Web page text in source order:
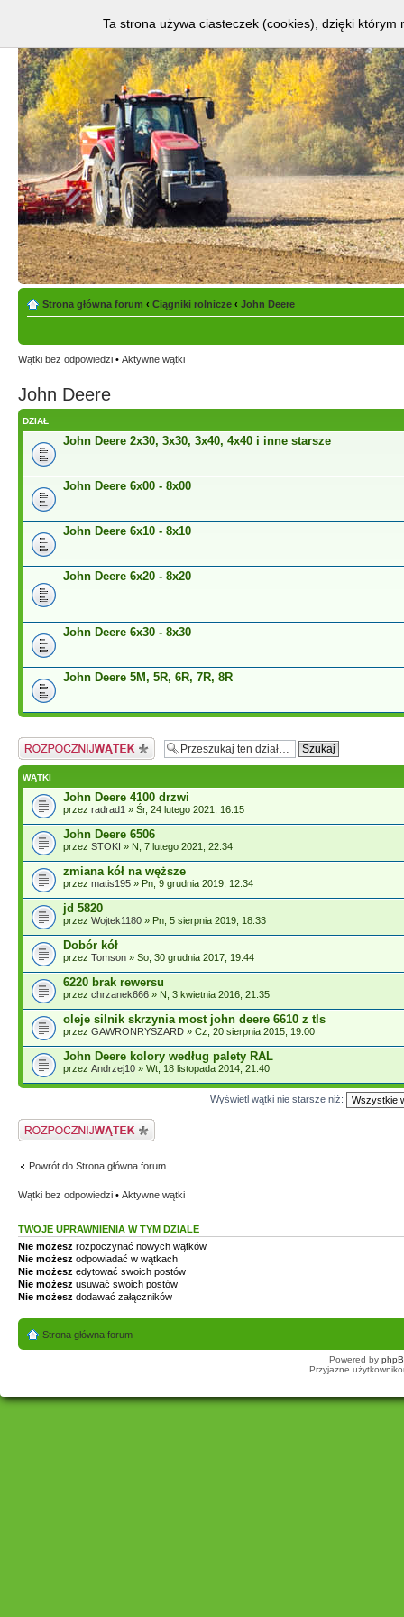
Strona główna forum ‹ Ciągniki rolnicze ‹ John Deere
Wątki bez odpowiedzi • Aktywne wątki
John Deere
DZIAŁ
John Deere 2x30, 3x30, 3x40, 4x40 i inne starsze
John Deere 6x00 - 8x00
John Deere 6x10 - 8x10
John Deere 6x20 - 8x20
John Deere 6x30 - 8x30
John Deere 5M, 5R, 6R, 7R, 8R
Napisz wątek
WĄTKI
John Deere 4100 drzwi
przez radrad1 » Śr, 24 lutego 2021, 16:15
John Deere 6506
przez STOKI » N, 7 lutego 2021, 22:34
zmiana kół na węższe
przez matis195 » Pn, 9 grudnia 2019, 12:34
jd 5820
przez Wojtek1180 » Pn, 5 sierpnia 2019, 18:33
Dobór kół
przez Tomson » So, 30 grudnia 2017, 19:44
6220 brak rewersu
przez chrzanek666 » N, 3 kwietnia 2016, 21:35
oleje silnik skrzynia most john deere 6610 z tls
przez GAWRONRYSZARD » Cz, 20 sierpnia 2015, 19:00
John Deere kolory według palety RAL
przez Andrzej10 » Wt, 18 listopada 2014, 21:40
Wyświetl wątki nie starsze niż:
Napisz wątek
Powrót do Strona główna forum
Wątki bez odpowiedzi • Aktywne wątki
TWOJE UPRAWNIENIA W TYM DZIALE
Nie możesz rozpoczynać nowych wątków
Nie możesz odpowiadać w wątkach
Nie możesz edytować swoich postów
Nie możesz usuwać swoich postów
Nie możesz dodawać załączników
Strona główna forum
Powered by
Przyjazne
Ta strona używa ciasteczek (cookies), dzięki którym